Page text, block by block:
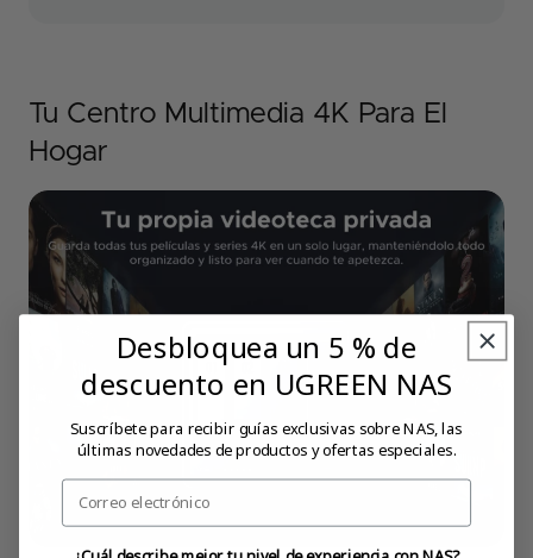
Tu Centro Multimedia 4K Para El
Hogar
Desbloquea un 5 % de
descuento en UGREEN NAS
Suscríbete para recibir guías exclusivas sobre NAS, las
últimas novedades de productos y ofertas especiales.
Email